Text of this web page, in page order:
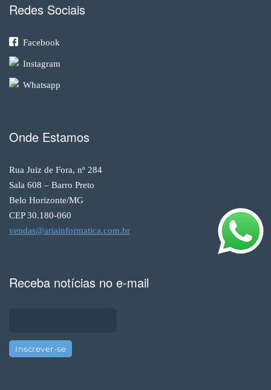
Redes Sociais
Facebook
Instagram
Whatsapp
Onde Estamos
Rua Juiz de Fora, nº 284
Sala 608 – Barro Preto
Belo Horizonte/MG
CEP 30.180-060
vendas@ariainformatica.com.br
Receba notícias no e-mail